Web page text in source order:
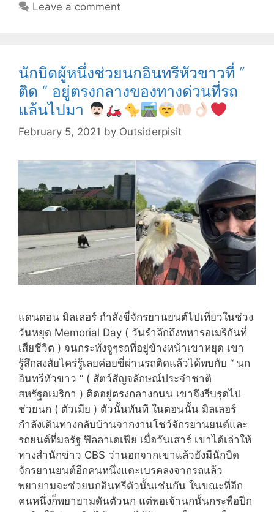
Leave a comment
นักบิดผู้หนึ่งช่วยนกอินทรีหัวขาวที่ “
ติด “ อยู่ตรงกลางของทางด่วนที่รถ
แล้นไปมา
February 5, 2021 by Outsiderpisit
แดนดอน มิลเลอร์ กำลังขี่จักรยานยนต์ไปเที่ยวในช่วง
วันหยุด Memorial Day ( วันรำลึกถึงทหารอเมริกันที่
เสียชีวิต ) จนกระทั่งจูๆรถที่อยู่ข้างหน้าเขาหยุด เขา
รู้สึกสงสัยไคร่รู้เลยค่อยขี่ผ่านรถติดแล้วได้พบกับ “ นก
อินทรีหัวขาว “ ( สัตว์สัญจลักษณ์ประจำชาติ
สหรัฐอเมริกา ) ติดอยู่ตรงกลางถนน เขาจึงรีบรุดไป
ช่วยนก ( ตัวเมีย ) ตัวนั้นทันที ในตอนนั้น มิลเลอร์
กำลังเดินทางกลับบ้านจากงานโชว์จักรยานยนต์และ
รถยนต์ที่มลรัฐ ฟิลลาเดเฟีย เมื่อวันเสาร์ เขาได้เล่าให้
ทางสำนักข่าว CBS ว่านอกจากเขาแล้วยังมีนักบิด
จักรยานยนต์อีกคนหนึ่งแตะเบรคลงจากรถแล้ว
พยายามจะช่วยนกอินทรีตัวนั้นเช่นกัน ในขณะที่อีก
คนหนึ่งก็พยายามดันตัวนก แต่พอเจ้านกนั้นกระพือปีก